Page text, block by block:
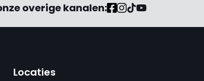
overige kanalen:
Locaties